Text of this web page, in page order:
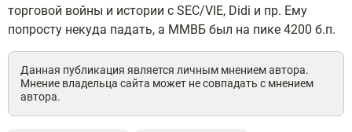
торговой войны и истории с SEC/VIE, Didi и пр. Ему
попросту некуда падать, а ММВБ был на пике 4200 б.п.
Данная публикация является личным мнением автора.
Мнение владельца сайта может не совпадать с мнением
автора.